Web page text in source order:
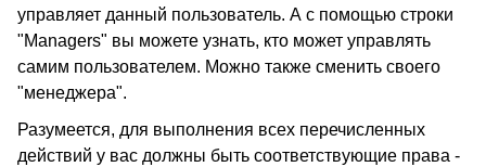
управляет данный пользователь. А с помощью строки
"Managers" вы можете узнать, кто может управлять
самим пользователем. Можно также сменить своего
"менеджера".
Разумеется, для выполнения всех перечисленных
действий у вас должны быть соответствующие права -